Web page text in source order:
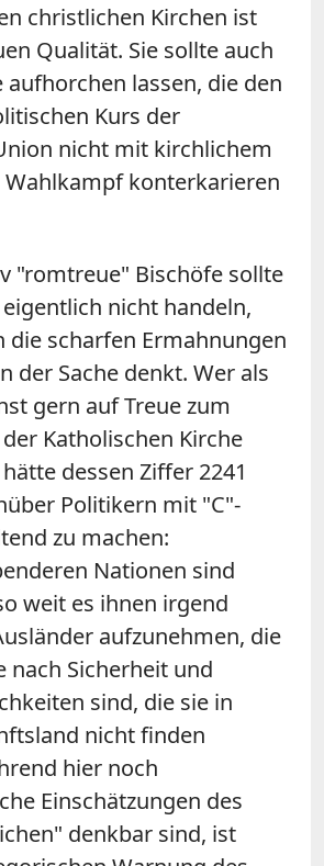
christlichen Kirchen ist
Qualität. Sie sollte auch
aufhorchen lassen, die den
Kurs der
nicht mit kirchlichem
Wahlkampf konterkarieren
"romtreue" Bischöfe sollte
nicht handeln,
die scharfen Ermahnungen
der Sache denkt. Wer als
gern auf Treue zum
Katholischen Kirche
dessen Ziffer 2241
Politikern mit "C"-
zu machen:
Nationen sind
weit es ihnen irgend
aufzunehmen, die
nach Sicherheit und
sind, die sie in
nicht finden
hier noch
Einschätzungen des
denkbar sind, ist